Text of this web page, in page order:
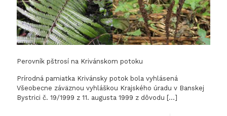
Perovník pštrosí na Krivánskom potoku
Prírodná pamiatka Krivánsky potok bola vyhlásená
Všeobecne záväznou vyhláškou Krajského úradu v Banskej
Bystrici č. 19/1999 z 11. augusta 1999 z dôvodu […]